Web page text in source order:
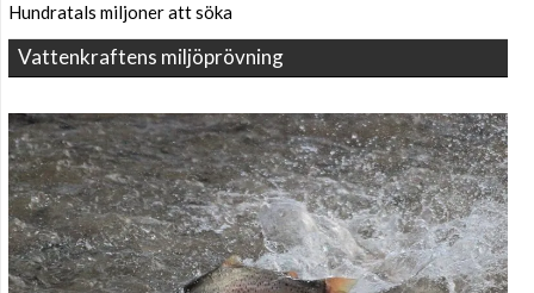
Hundratals miljoner att söka
Vattenkraftens miljöprövning